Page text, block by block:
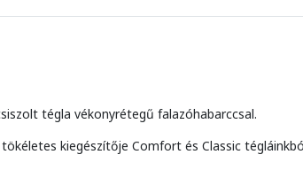
tégla vékonyrétegű falazóhabarccsal.
kiegészítője Comfort és Classic